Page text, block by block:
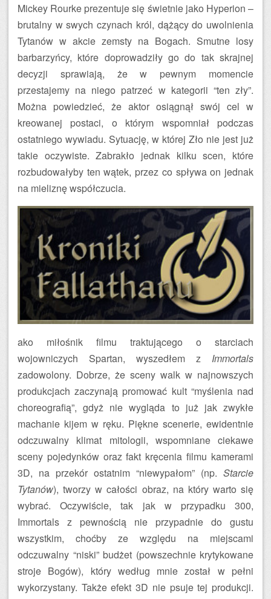
Mickey Rourke prezentuje się świetnie jako Hyperion –
brutalny w swych czynach król, dążący do uwolnienia
Tytanów w akcie zemsty na Bogach. Smutne losy
barbarzyńcy, które doprowadziły go do tak skrajnej
decyzji sprawiają, że w pewnym momencie
przestajemy na niego patrzeć w kategorii “ten zły”.
Można powiedzieć, że aktor osiągnął swój cel w
kreowanej postaci, o którym wspomniał podczas
ostatniego wywiadu. Sytuację, w której Zło nie jest już
takie oczywiste. Zabrakło jednak kilku scen, które
rozbudowałyby ten wątek, przez co spływa on jednak
na mieliznę współczucia.
ako miłośnik filmu traktującego o starciach
wojowniczych Spartan, wyszedłem z Immortals
zadowolony. Dobrze, że sceny walk w najnowszych
produkcjach zaczynają promować kult “myślenia nad
choreografią”, gdyż nie wygląda to już jak zwykłe
machanie kijem w ręku. Piękne scenerie, ewidentnie
odczuwalny klimat mitologii, wspomniane ciekawe
sceny pojedynków oraz fakt kręcenia filmu kamerami
3D, na przekór ostatnim “niewypałom” (np. Starcie
Tytanów), tworzy w całości obraz, na który warto się
wybrać. Oczywiście, tak jak w przypadku 300,
Immortals z pewnością nie przypadnie do gustu
wszystkim, choćby ze względu na miejscami
odczuwalny “niski” budżet (powszechnie krytykowane
stroje Bogów), który według mnie został w pełni
wykorzystany. Także efekt 3D nie psuje tej produkcji.